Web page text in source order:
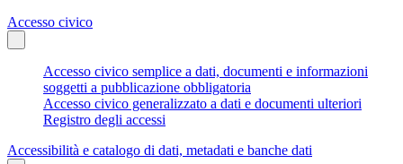
Accesso civico
Accesso civico semplice a dati, documenti e informazioni
soggetti a pubblicazione obbligatoria
Accesso civico generalizzato a dati e documenti ulteriori
Registro degli accessi
Accessibilità e catalogo di dati, metadati e banche dati